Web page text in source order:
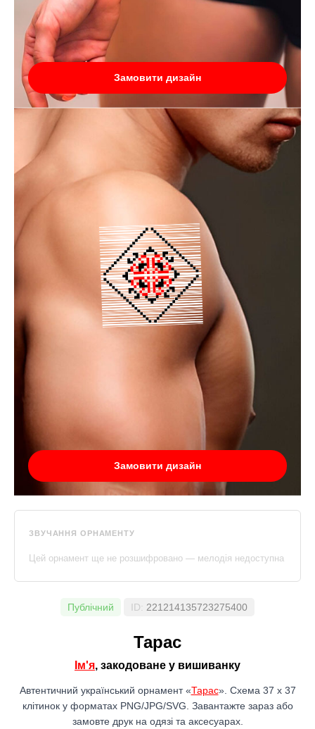
Замовити дизайн
Замовити дизайн
ЗВУЧАННЯ ОРНАМЕНТУ
Цей орнамент ще не розшифровано — мелодія недоступна
Публічний ID: 221214135723275400
Тарас
Ім'я, закодоване у вишиванку
Автентичний український орнамент «Тарас». Схема 37 x 37
клітинок у форматах PNG/JPG/SVG. Завантажте зараз або
замовте друк на одязі та аксесуарах.